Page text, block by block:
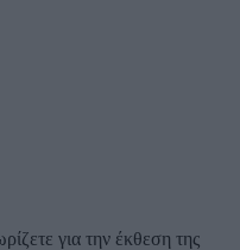
για την έκθεση της